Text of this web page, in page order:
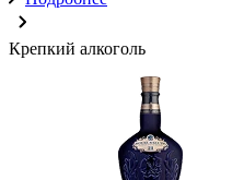
Крепкий алкоголь